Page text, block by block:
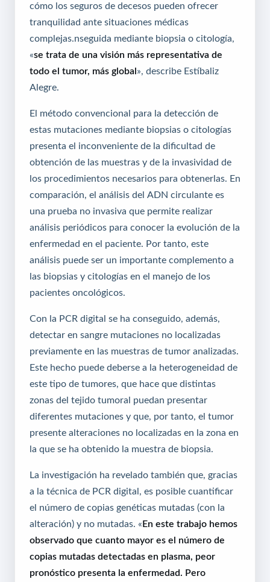
cómo los seguros de decesos pueden ofrecer
tranquilidad ante situaciones médicas
complejas .nseguida mediante biopsia o citología,
«se trata de una visión más representativa de
todo el tumor, más global», describe Estíbaliz
Alegre.
El método convencional para la detección de
estas mutaciones mediante biopsias o citologías
presenta el inconveniente de la dificultad de
obtención de las muestras y de la invasividad de
los procedimientos necesarios para obtenerlas. En
comparación, el análisis del ADN circulante es
una prueba no invasiva que permite realizar
análisis periódicos para conocer la evolución de la
enfermedad en el paciente. Por tanto, este
análisis puede ser un importante complemento a
las biopsias y citologías en el manejo de los
pacientes oncológicos.
Con la PCR digital se ha conseguido, además,
detectar en sangre mutaciones no localizadas
previamente en las muestras de tumor analizadas.
Este hecho puede deberse a la heterogeneidad de
este tipo de tumores, que hace que distintas
zonas del tejido tumoral puedan presentar
diferentes mutaciones y que, por tanto, el tumor
presente alteraciones no localizadas en la zona en
la que se ha obtenido la muestra de biopsia.
La investigación ha revelado también que, gracias
a la técnica de PCR digital, es posible cuantificar
el número de copias genéticas mutadas (con la
alteración) y no mutadas. «En este trabajo hemos
observado que cuanto mayor es el número de
copias mutadas detectadas en plasma, peor
pronóstico presenta la enfermedad. Pero